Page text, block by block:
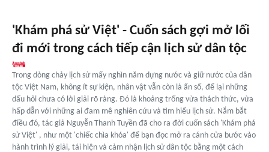
'Khám phá sử Việt' - Cuốn sách gợi mở lối
đi mới trong cách tiếp cận lịch sử dân tộc
Trong dòng chảy lịch sử mấy nghìn năm dựng nước và giữ nước của dân
tộc Việt Nam, không ít sự kiện, nhân vật vẫn còn là ẩn số, để lại những
dấu hỏi chưa có lời giải rõ ràng. Đó là khoảng trống vừa thách thức, vừa
hấp dẫn với những ai đam mê nghiên cứu và tìm hiểu lịch sử. Nắm bắt
điều đó, tác giả Nguyễn Thanh Tuyền đã cho ra đời cuốn sách 'Khám phá
sử Việt' , như một 'chiếc chìa khóa' để bạn đọc mở ra cánh cửa bước vào
hành trình lý giải, tái hiện và cảm nhận lịch sử dân tộc bằng một cách